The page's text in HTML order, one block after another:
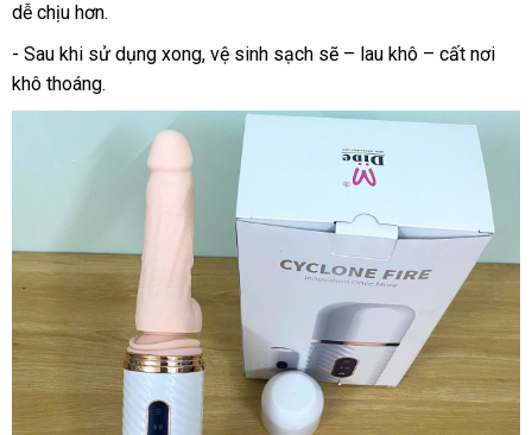
dễ chịu hơn.
- Sau khi sử dụng xong, vệ sinh sạch sẽ – lau khô – cất nơi
khô thoáng.